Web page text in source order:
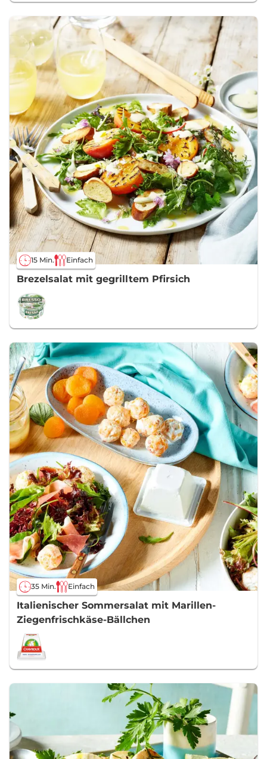
15 Min. Einfach
Brezelsalat mit gegrilltem Pfirsich
35 Min. Einfach
Italienischer Sommersalat mit Marillen-
Ziegenfrischkäse-Bällchen